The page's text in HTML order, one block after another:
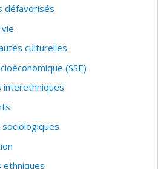
défavorisés
culturelles
(SSE)
interethniques